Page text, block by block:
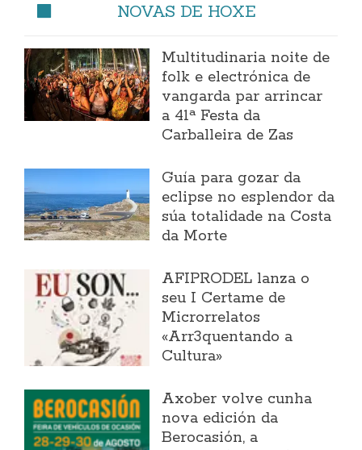
NOVAS DE HOXE
Multitudinaria noite de
folk e electrónica de
vangarda par arrincar
a 41ª Festa da
Carballeira de Zas
Guía para gozar da
eclipse no esplendor da
súa totalidade na Costa
da Morte
AFIPRODEL lanza o
seu I Certame de
Microrrelatos
«Arr3quentando a
Cultura»
Axober volve cunha
nova edición da
Berocasión, a